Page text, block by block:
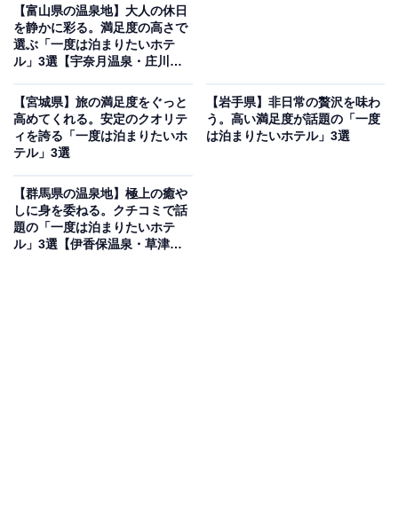
SEKIYA RESORT テラス御堂原（画像：「SEKIYA RESORT テラス御堂
原」公式Webサイトより）
「SEKIYA RESORT テラス御堂原」は、別府の街並みと
ての客室に源泉かけ流しの半露天風呂を備えており、堀
田温泉の豊かな湯をプライベート空間でいつでも満喫で
【富山県の温泉地】大人の休日
を静かに彩る。満足度の高さで
選ぶ「一度は泊まりたいホテ
ル」3選【宇奈月温泉・庄川温
【宮城県】旅の満足度をぐっと
高めてくれる。安定のクオリテ
ィを誇る「一度は泊まりたいホ
テル」3選
【岩手県】非日常の贅沢を味わ
う。高い満足度が話題の「一度
は泊まりたいホテル」3選
【群馬県の温泉地】極上の癒や
しに身を委ねる。クチコミで話
題の「一度は泊まりたいホテ
ル」3選【伊香保温泉・草津温